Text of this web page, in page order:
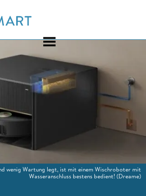
wenig Wartung legt, ist mit einem Wischroboter mit
Wasseranschluss bestens bedient!(Dreame)